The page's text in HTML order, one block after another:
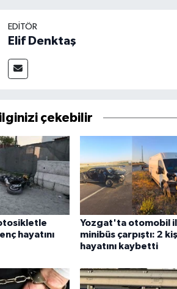
EDITÖR
Elif Denktaş
çekebilir
hayatını
Yozgat'ta otomobil
minibüs çarpıştı: 2
hayatını kaybetti